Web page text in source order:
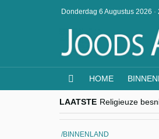
Donderdag 6 Augustus 2026 ·
HOME
LAATSTE Religieuze
CITYTRIP |
“Vandaag zit
BINNENLAND